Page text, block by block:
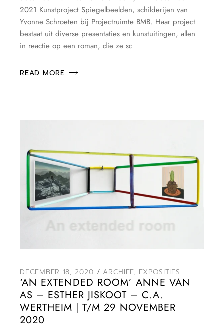
2021 Kunstproject Spiegelbeelden, schilderijen van
Yvonne Schroeten bij Projectruimte BMB. Haar project
bestaat uit diverse presentaties en kunstuitingen, allen
in reactie op een roman, die ze sc
READ MORE
DECEMBER 18, 2020 ARCHIEF, EXPOSITIES
‘AN EXTENDED ROOM’ ANNE VAN
AS – ESTHER JISKOOT – C.A.
WERTHEIM | T/M 29 NOVEMBER
2020